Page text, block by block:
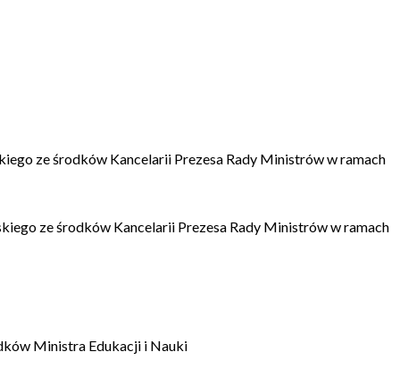
ze środków Kancelarii Prezesa Rady Ministrów w ramach
ze środków Kancelarii Prezesa Rady Ministrów w ramach
Ministra Edukacji i Nauki